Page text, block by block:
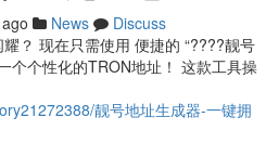
News
Discuss
？ 现在只需使用 便捷的 “????靓号
个个性化的TRON地址！ 这款工具操
靓号地址生成器-一键拥